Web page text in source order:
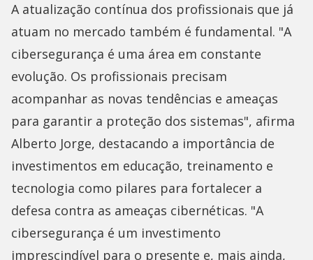
A atualização contínua dos profissionais que já
atuam no mercado também é fundamental. "A
cibersegurança é uma área em constante
evolução. Os profissionais precisam
acompanhar as novas tendências e ameaças
para garantir a proteção dos sistemas", afirma
Alberto Jorge, destacando a importância de
investimentos em educação, treinamento e
tecnologia como pilares para fortalecer a
defesa contra as ameaças cibernéticas. "A
cibersegurança é um investimento
imprescindível para o presente e, mais ainda,